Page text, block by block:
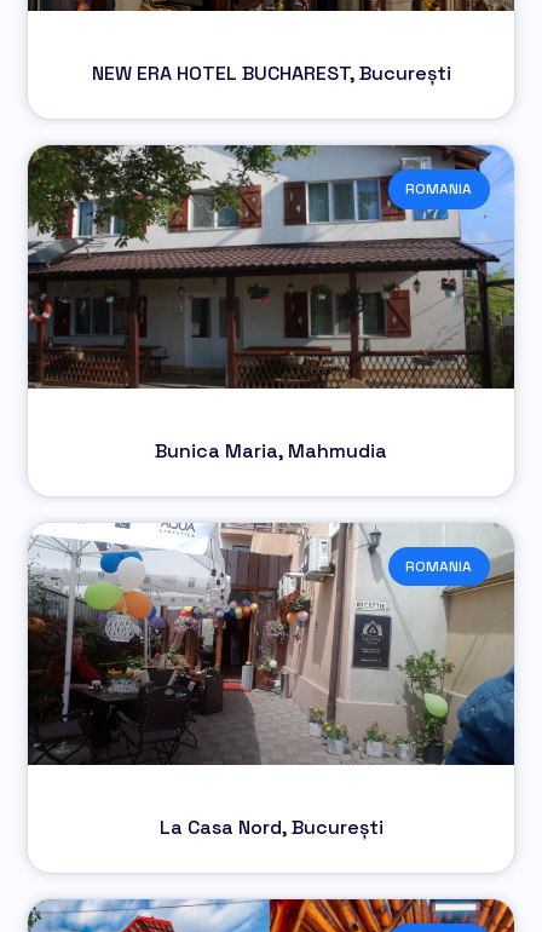
NEW ERA HOTEL BUCHAREST, București
ROMANIA
Bunica Maria, Mahmudia
ROMANIA
La Casa Nord, București